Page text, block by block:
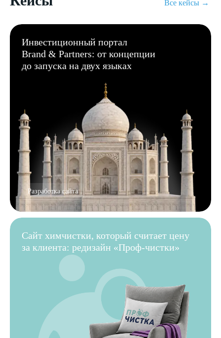
Все кейсы →
Инвестиционный портал
Brand & Partners: от концепции
до запуска на двух языках
Разработка сайта
Сайт химчистки, который считает цену
за клиента: редизайн «Проф-чистки»